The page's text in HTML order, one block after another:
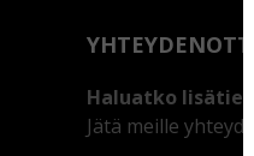
YHTEYDENOTTO
Haluatko
Jätä meille